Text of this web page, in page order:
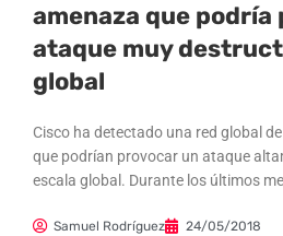
amenaza que podría
ataque muy
global
Cisco ha detectado una red global
que podrían provocar un ataque
escala global. Durante los últimos
Samuel Rodríguez 24/05/2018